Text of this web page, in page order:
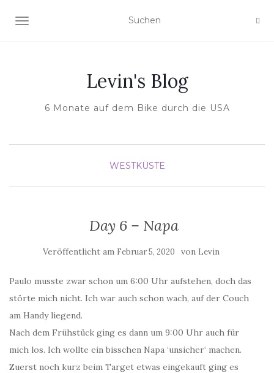
NAVIGATION UMSCHALTEN
Levin's Blog
6 Monate auf dem Bike durch die USA
WESTKÜSTE
Day 6 – Napa
Veröffentlicht am Februar 5, 2020 von Levin
Paulo musste zwar schon um 6:00 Uhr aufstehen, doch das
störte mich nicht. Ich war auch schon wach, auf der Couch
am Handy liegend.
Nach dem Frühstück ging es dann um 9:00 Uhr auch für
mich los. Ich wollte ein bisschen Napa ‘unsicher‘ machen.
Zuerst noch kurz beim Target etwas eingekauft ging es